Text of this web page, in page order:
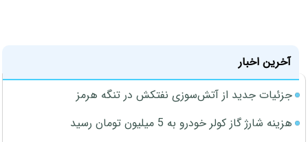
آخرین اخبار
جزئیات جدید از آتش‌سوزی نفتکش در تنگه هرمز
هزینه شارژ گاز کولر خودرو به 5 میلیون تومان رسید